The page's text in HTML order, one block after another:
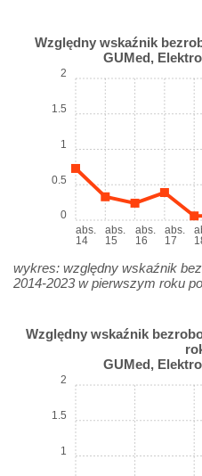
Względny wskaźnik
GUMed,
abs.
14
abs.
15
abs.
16
abs.
17
0
0.5
1
1.5
2
wykres: względny wskaźnik
2014-2023 w pierwszym roku
Względny wskaźnik
GUMed,
1
1.5
2